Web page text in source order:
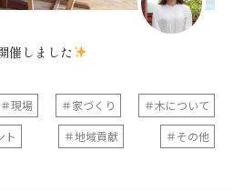
催しました
＃現場 ＃家づくり
＃木について
ト ＃地域貢献 ＃その他